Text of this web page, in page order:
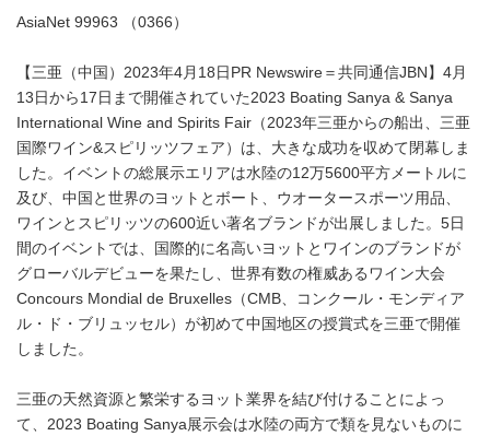
AsiaNet 99963 （0366）
【三亜（中国）2023年4月18日PR Newswire＝共同通信JBN】4月
13日から17日まで開催されていた2023 Boating Sanya & Sanya
International Wine and Spirits Fair（2023年三亜からの船出、三亜
国際ワイン&スピリッツフェア）は、大きな成功を収めて閉幕しま
した。イベントの総展示エリアは水陸の12万5600平方メートルに
及び、中国と世界のヨットとボート、ウオータースポーツ用品、
ワインとスピリッツの600近い著名ブランドが出展しました。5日
間のイベントでは、国際的に名高いヨットとワインのブランドが
グローバルデビューを果たし、世界有数の権威あるワイン大会
Concours Mondial de Bruxelles（CMB、コンクール・モンディア
ル・ド・ブリュッセル）が初めて中国地区の授賞式を三亜で開催
しました。
三亜の天然資源と繁栄するヨット業界を結び付けることによっ
て、2023 Boating Sanya展示会は水陸の両方で類を見ないものに